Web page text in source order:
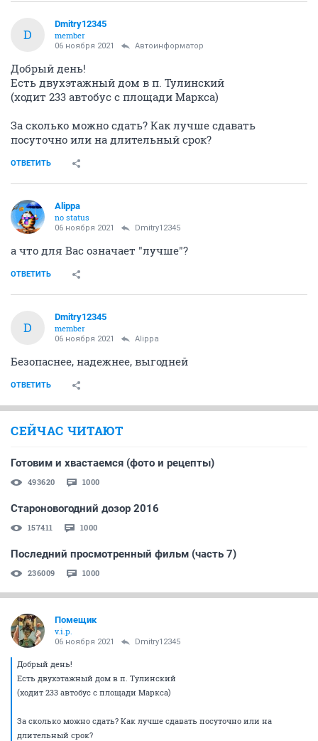
D
Dmitry12345
member
06 ноября 2021 Автоинформатор
Добрый день!
Есть двухэтажный дом в п. Тулинский
(ходит 233 автобус с площади Маркса)
За сколько можно сдать? Как лучше сдавать
посуточно или на длительный срок?
ОТВЕТИТЬ
Alippa
no status
06 ноября 2021 Dmitry12345
а что для Вас означает "лучше"?
ОТВЕТИТЬ
D
Dmitry12345
member
06 ноября 2021 Alippa
Безопаснее, надежнее, выгодней
ОТВЕТИТЬ
СЕЙЧАС ЧИТАЮТ
Готовим и хвастаемся (фото и рецепты)
493620 1000
Староновогодний дозор 2016
157411 1000
Последний просмотренный фильм (часть 7)
236009 1000
Помещик
v.i.p.
06 ноября 2021 Dmitry12345
Добрый день!
Есть двухэтажный дом в п. Тулинский
(ходит 233 автобус с площади Маркса)
За сколько можно сдать? Как лучше сдавать посуточно или на
длительный срок?